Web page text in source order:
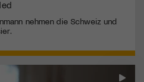
nehmen die Schweiz und